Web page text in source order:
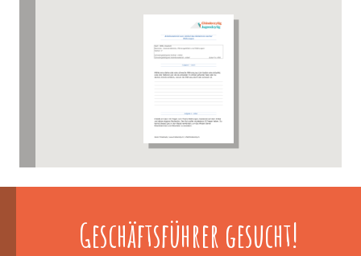
Geschäftsführer gesucht!